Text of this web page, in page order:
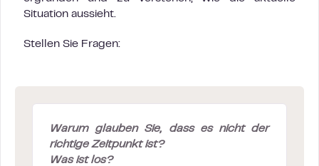
Situation aussieht.
Stellen Sie Fragen:
Warum glauben Sie, dass es nicht der
richtige Zeitpunkt ist?
Was ist los?